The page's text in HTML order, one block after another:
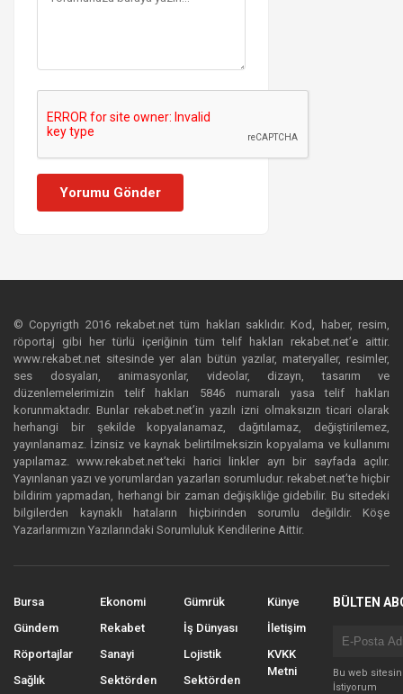
Yorumu Gönder
© Copyrigth 2016 rekabet.net tüm hakları saklıdır. Kod, haber, resim,
röportaj gibi her türlü içeriğinin tüm telif hakları rekabet.net’e aittir.
www.rekabet.net sitesinde yer alan bütün yazılar, materyaller, resimler,
ses dosyaları, animasyonlar, videolar, dizayn, tasarım ve
düzenlemelerimizin telif hakları 5846 numaralı yasa telif hakları
korunmaktadır. Bunlar rekabet.net’in yazılı izni olmaksızın ticari olarak
herhangi bir şekilde kopyalanamaz, dağıtılamaz, değiştirilemez,
yayınlanamaz. İzinsiz ve kaynak belirtilmeksizin kopyalama ve kullanımı
yapılamaz. www.rekabet.net’teki harici linkler ayrı bir sayfada açılır.
Yayınlanan yazı ve yorumlardan yazarları sorumludur. rekabet.net’te hiçbir
bildirim yapmadan, herhangi bir zaman değişikliğe gidebilir. Bu sitedeki
bilgilerden kaynaklı hataların hiçbirinden sorumlu değildir. Köşe
Yazarlarımızın Yazılarındaki Sorumluluk Kendilerine Aittir.
Bursa
Gündem
Röportajlar
Sağlık
Ekonomi
Rekabet
Sanayi
Sektörden
Gümrük
İş Dünyası
Lojistik
Sektörden
Künye
İletişim
KVKK
Metni
BÜLTEN
Bu web
İstiyorum